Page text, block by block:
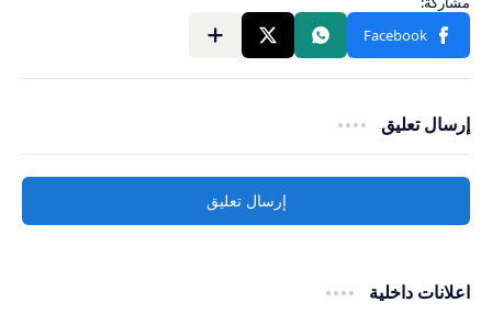
إرسال تعليق
إرسال تعليق
اعلانات داخلية